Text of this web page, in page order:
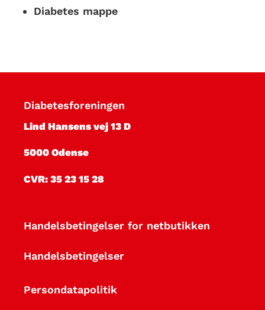
Diabetes mappe
Diabetesforeningen
Lind Hansens vej 13 D
5000 Odense
CVR: 35 23 15 28
Handelsbetingelser for netbutikken
Handelsbetingelser
Persondatapolitik